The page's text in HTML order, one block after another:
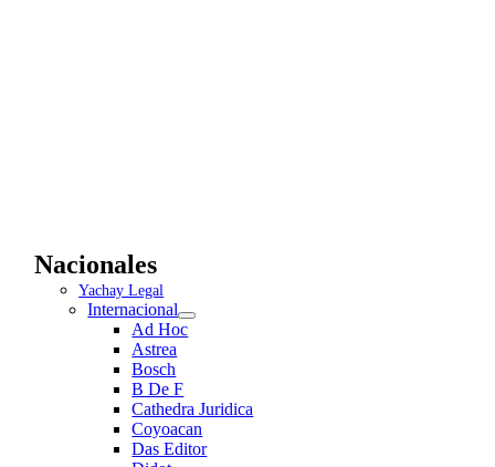
Nacionales
Yachay Legal
Internacional
Ad Hoc
Astrea
Bosch
B De F
Cathedra Juridica
Coyoacan
Das Editor